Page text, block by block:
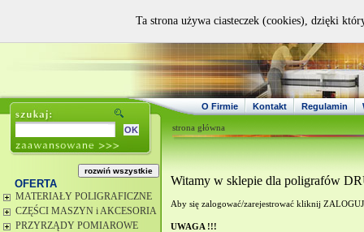
O Firmie Kontakt Regulamin
OFERTA
MATERIAŁY POLIGRAFICZNE
CZĘŚCI MASZYN i AKCESORIA
PRZYRZĄDY POMIAROWE
strona główna
Witamy w sklepie dla poligrafów
Aby się zalogować/zarejestrować kliknij
UWAGA !!!
Ta strona używa ciasteczek (cookies), dzięki